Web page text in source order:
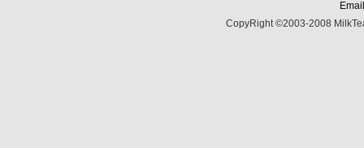
CopyRight ©2003-2008